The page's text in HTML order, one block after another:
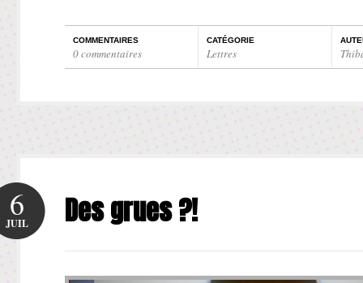
COMMENTAIRES
0 commentaires
CATÉGORIE
Lettres
Des grues ?!
6
JUIL